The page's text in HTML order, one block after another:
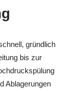
gründlich
bis zur
Ablagerungen